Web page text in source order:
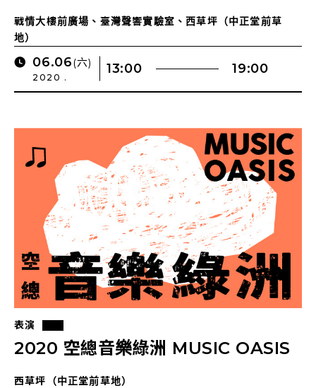
戰情大樓前廣場、臺灣聲響實驗室、西草坪（中正堂前草
地）
06.06(六)
2020 .
13:00 19:00
表演
2020 空總音樂綠洲 MUSIC OASIS
西草坪（中正堂前草地）